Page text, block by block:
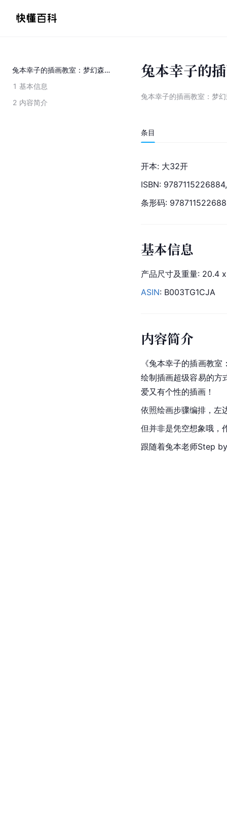
兔本幸子的插画教室：梦幻森林篇
1 基本信息
2 内容简介
兔本幸子的
兔本幸子的插画教室：梦
条目
开本: 大32开
ISBN:
条形码:
基本信息
产品尺寸及重量: 20.4
ASIN: B003TG1CJA
内容简介
《兔本幸子的插画教
绘制插画超级容易的方
爱又有个性的插画！
依照绘画步骤编排，左
但并非是凭空想象哦，
跟随着兔本老师Step